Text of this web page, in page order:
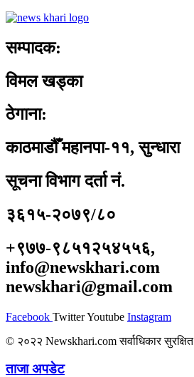
सम्पादक:
विमल खड्का
ठेगाना:
काठमाडौँ महानपा-११, सुन्धारा
सूचना विभाग दर्ता नं.
३६१५-२०७९/८०
+९७७-९८५१२५४५५६,
info@newskhari.com
newskhari@gmail.com
Facebook TwitterYoutube Instagram
© २०२२ Newskhari.com सर्वाधिकार सुरक्षित
ताजा अपडेट